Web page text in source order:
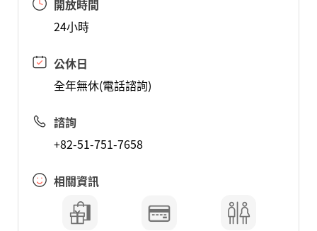
開放時間
24小時
公休日
全年無休(電話諮詢)
諮詢
+82-51-751-7658
相關資訊